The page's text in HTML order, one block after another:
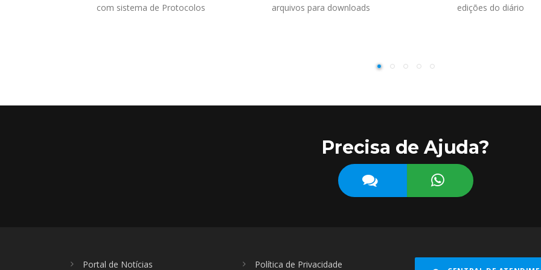
com sistema de Protocolos
arquivos para downloads
edições do diário
Precisa de Ajuda?
Portal de Notícias Política de Privacidade